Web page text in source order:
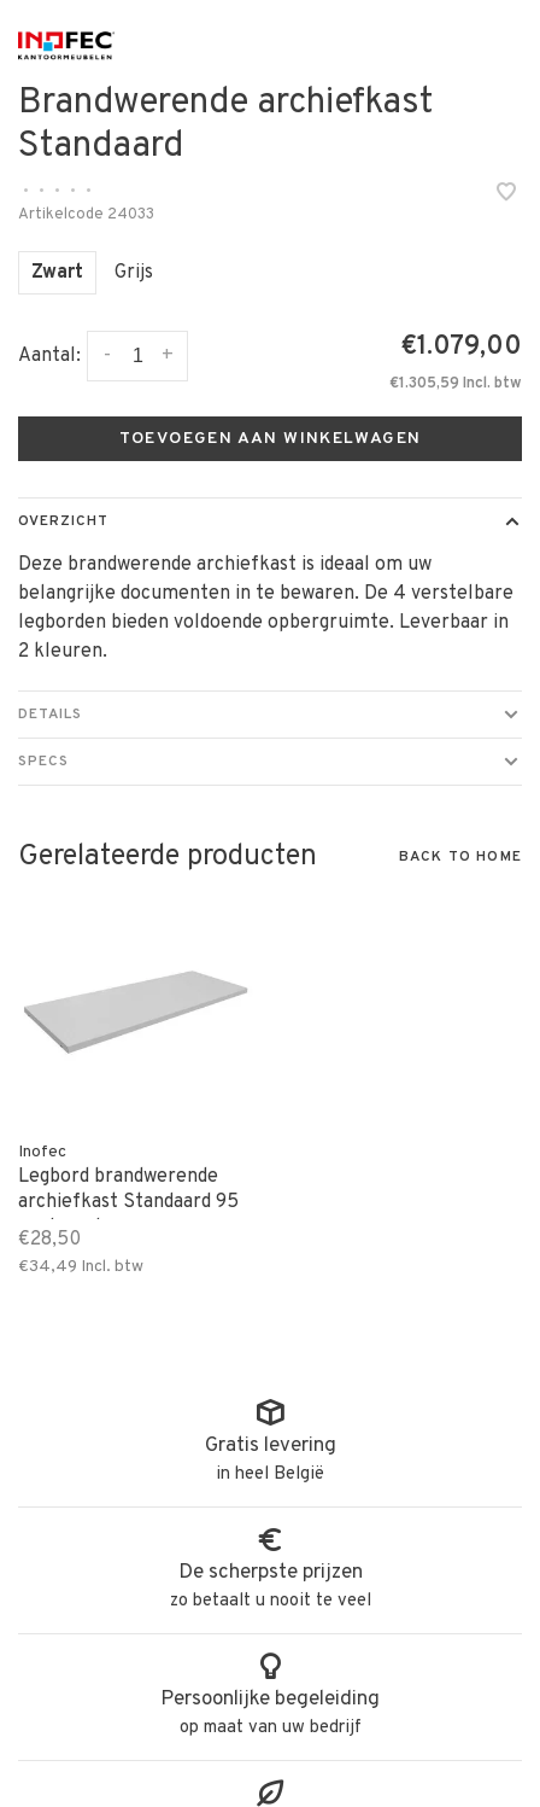
Brandwerende archiefkast
Standaard
• • • •
•
Artikelcode 24033
Zwart Grijs
Aantal: +
- €1.079,00
€1.305,59 Incl. btw
TOEVOEGEN AAN WINKELWAGEN
OVERZICHT
Deze brandwerende archiefkast is ideaal om uw
belangrijke documenten in te bewaren. De 4 verstelbare
legborden bieden voldoende opbergruimte. Leverbaar in
2 kleuren.
DETAILS
SPECS
Gerelateerde producten BACK TO HOME
Inofec
Legbord brandwerende
archiefkast Standaard 95
cm breed
€28,50
€34,49 Incl. btw
Gratis levering
in heel België
De scherpste prijzen
zo betaalt u nooit te veel
Persoonlijke begeleiding
op maat van uw bedrijf